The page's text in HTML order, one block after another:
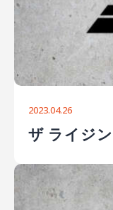
2023.04.26
ザ ライジ